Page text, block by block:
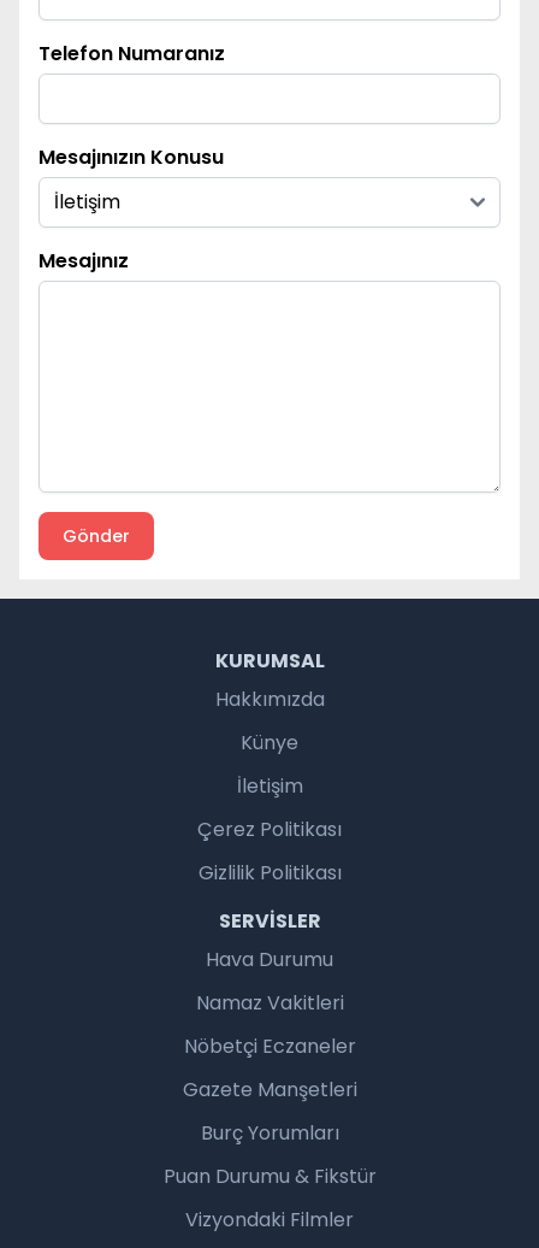
Telefon Numaranız
Mesajınızın Konusu
Mesajınız
Gönder
KURUMSAL
Hakkımızda
Künye
İletişim
Çerez Politikası
Gizlilik Politikası
SERVISLER
Hava Durumu
Namaz Vakitleri
Nöbetçi Eczaneler
Gazete Manşetleri
Burç Yorumları
Puan Durumu & Fikstür
Vizyondaki Filmler